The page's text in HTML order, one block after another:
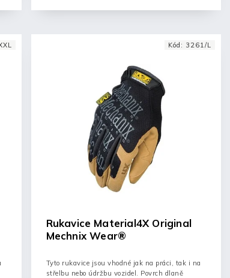
Rukavice Material4X Original
Mechnix Wear®
Tyto rukavice jsou vhodné jak na práci, tak i na
střelbu nebo údržbu vozidel. Povrch dlaně
Kód: 3261/L